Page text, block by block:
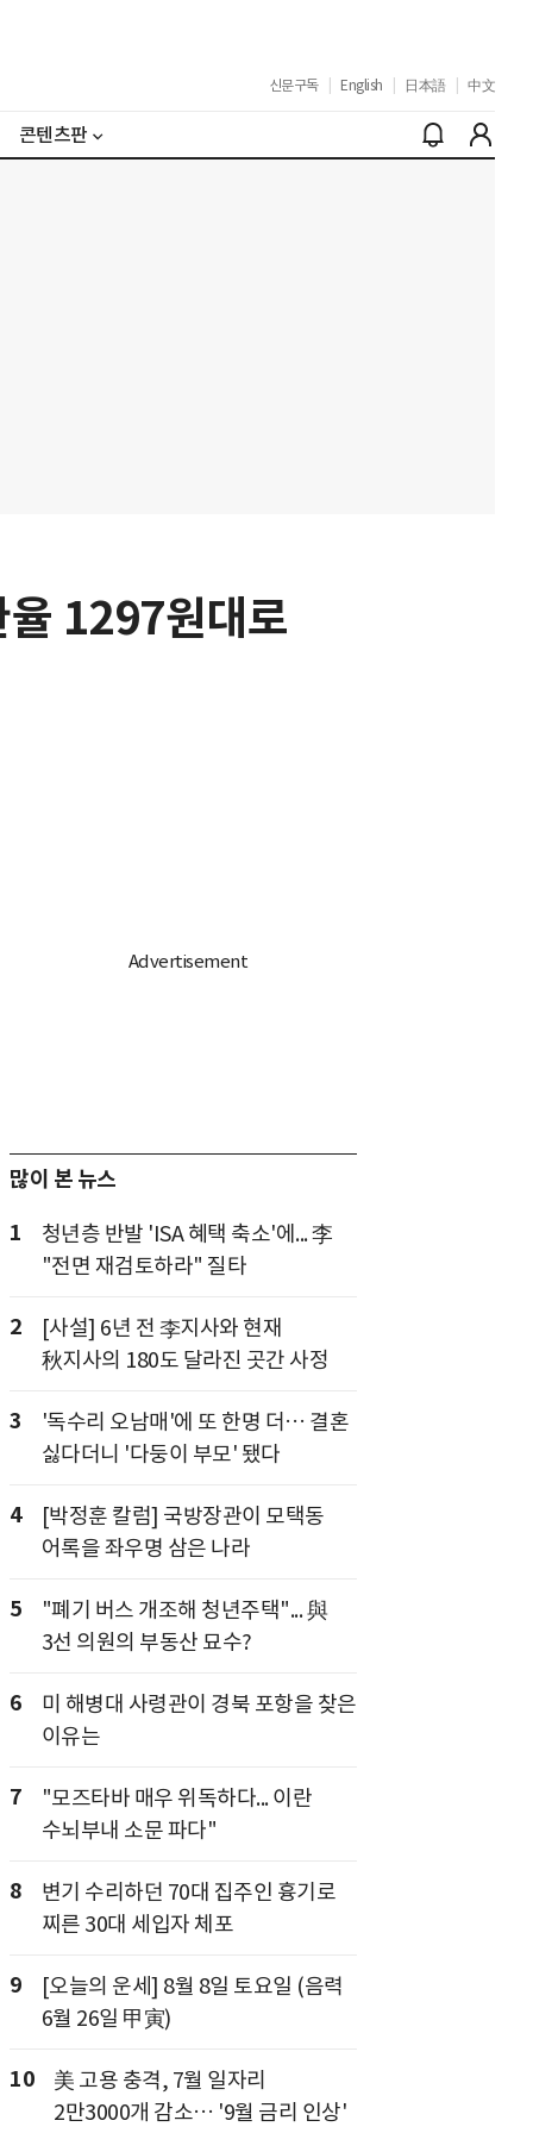
신문구독 English 日本語 中文
콘텐츠판
1297원대로
많이 본 뉴스
1
청년층 반발 'ISA 혜택 축소'에... 李
"전면 재검토하라" 질타
2
[사설] 6년 전 李지사와 현재
秋지사의 180도 달라진 곳간 사정
3
'독수리 오남매'에 또 한명 더… 결혼
싫다더니 '다둥이 부모' 됐다
4
[박정훈 칼럼] 국방장관이 모택동
어록을 좌우명 삼은 나라
5
"폐기 버스 개조해 청년주택"... 與
3선 의원의 부동산 묘수?
6
미 해병대 사령관이 경북 포항을 찾은
이유는
7
"모즈타바 매우 위독하다... 이란
수뇌부내 소문 파다"
8
변기 수리하던 70대 집주인 흉기로
찌른 30대 세입자 체포
9
[오늘의 운세] 8월 8일 토요일 (음력
6월 26일 甲寅)
10
美 고용 충격, 7월 일자리
2만3000개 감소… '9월 금리 인상'